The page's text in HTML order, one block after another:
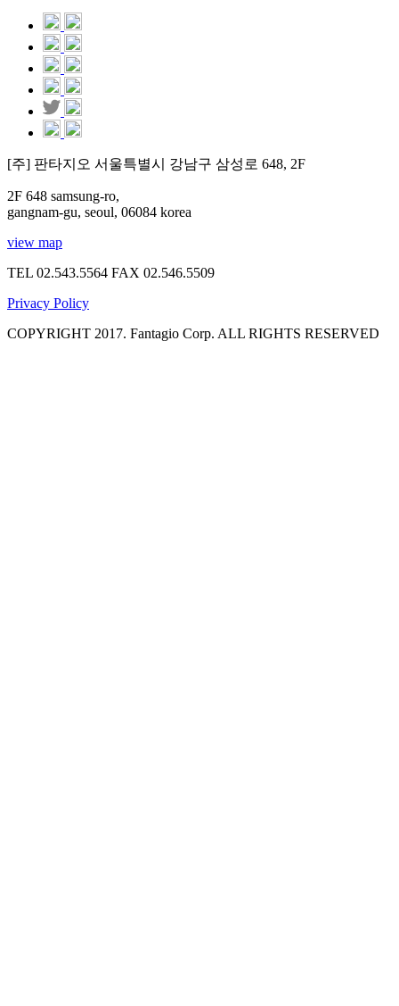
[주] 판타지오 서울특별시 강남구 삼성로 648, 2F
2F 648 samsung-ro,
gangnam-gu, seoul, 06084 korea
view map
TEL 02.543.5564 FAX 02.546.5509
Privacy Policy
COPYRIGHT 2017. Fantagio Corp. ALL RIGHTS RESERVED